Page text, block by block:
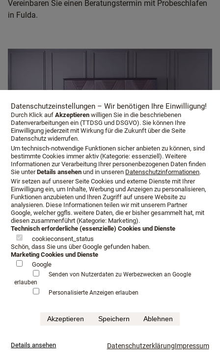
Vereinbaren Sie einen Beratungstermin mit Probeschlafen
in Fulda.
im Verkauf von Luxusbetten
Datenschutzeinstellungen – Wir benötigen Ihre Einwilligung!
Durch Klick aufAkzeptieren willigen Sie in die beschriebenen
Datenverarbeitungen ein (TTDSG und DSGVO). Sie können Ihre
Einwilligung jederzeit mit Wirkung für die Zukunft über die Seite
Datenschutz widerrufen.
Um technisch-notwendige Funktionen sicher anbieten zu können, sind
bestimmte Cookies immer aktiv (Kategorie: essenziell). Weitere
Informationen zur Verarbeitung Ihrer personenbezogenen Daten finden
Sie unterDetails ansehen und in unseren Datenschutzinformationen.
Wir setzen auf unserer Seite Cookies und externe Dienste mit Ihrer
Einwilligung ein, um Inhalte, Werbung und Anzeigen zu personalisieren,
Funktionen anzubieten und Ihren Zugriff auf unsere Website zu
analysieren. Diese Informationen teilen wir mit unserem Partner
Google, welcher ggfls. weitere Daten, die er bisher gesammelt hat, mit
diesen zusammenführt (Kategorie: Marketing).
Technisch erforderliche (essenzielle) Cookies und Dienste
cookieconsent_status
Schön, dass Sie uns über Google gefunden haben.
Marketing Cookies und Dienste
Google
Senden von Nutzerdaten zu Werbezwecken an Google
erlauben
Personalisierte Anzeigen erlauben
Akzeptieren Speichern Ablehnen
Details ansehen DatenschutzerklärungImpressum